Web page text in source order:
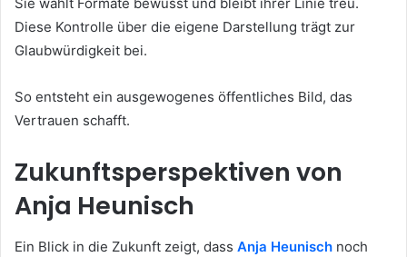
Sie wählt Formate bewusst und bleibt ihrer Linie treu.
Diese Kontrolle über die eigene Darstellung trägt zur
Glaubwürdigkeit bei.
So entsteht ein ausgewogenes öffentliches Bild, das
Vertrauen schafft.
Zukunftsperspektiven von
Anja Heunisch
Ein Blick in die Zukunft zeigt, dass Anja Heunisch noch